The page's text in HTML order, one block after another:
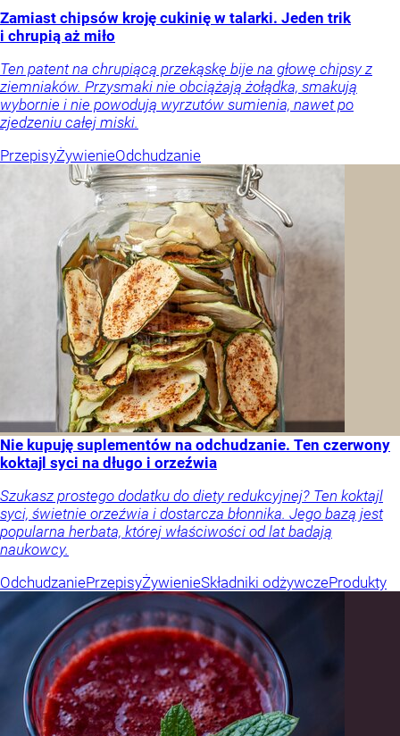
Zamiast chipsów kroję cukinię w talarki. Jeden trik
i chrupią aż miło
Ten patent na chrupiącą przekąskę bije na głowę chipsy z
ziemniaków. Przysmaki nie obciążają żołądka, smakują
wybornie i nie powodują wyrzutów sumienia, nawet po
zjedzeniu całej miski.
PrzepisyŻywienieOdchudzanie
Nie kupuję suplementów na odchudzanie. Ten czerwony
koktajl syci na długo i orzeźwia
Szukasz prostego dodatku do diety redukcyjnej? Ten koktajl
syci, świetnie orzeźwia i dostarcza błonnika. Jego bazą jest
popularna herbata, której właściwości od lat badają
naukowcy.
OdchudzaniePrzepisyŻywienieSkładniki odżywczeProdukty